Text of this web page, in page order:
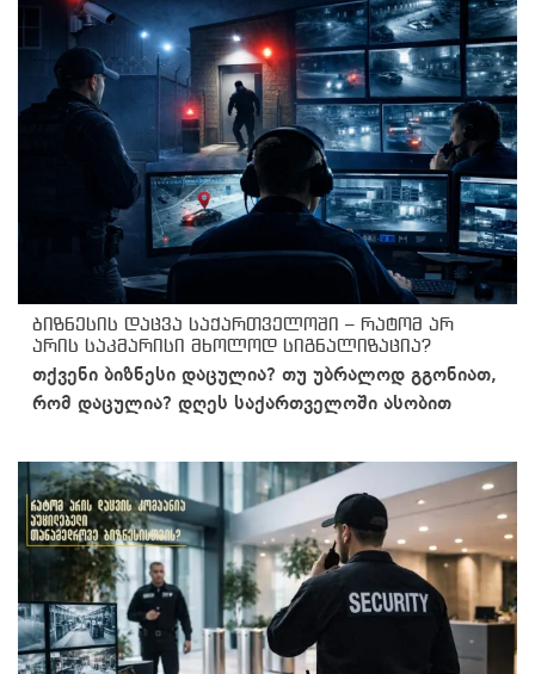
ბიზნესის დაცვა საქართველოში – რატომ არ
არის საკმარისი მხოლოდ სიგნალიზაცია?
თქვენი ბიზნესი დაცულია? თუ უბრალოდ გგონიათ,
რომ დაცულია? დღეს საქართველოში ასობით